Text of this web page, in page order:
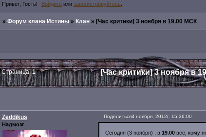
Привет, Гость! Войдите или зарегистрируйтесь
» Форум клана Истины » Клан » [Час критики] 3 ноября в 19.00 МСК
[Час критики] 3 ноября в
Страница:1
Поделиться3 ноября, 2012г. 15:36:00
Zeddikus
Надмозг
Сегодня (3 ноября) , в 19.00 все, кому